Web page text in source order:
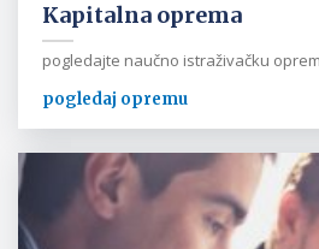
Kapitalna oprema
pogledajte naučno istraživačku
pogledaj opremu